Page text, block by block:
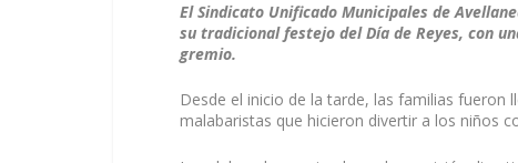
El Sindicato Unificado Municipales de
su tradicional festejo del Día de Reyes, con
gremio.
Desde el inicio de la tarde, las familias fueron
malabaristas que hicieron divertir a los niños